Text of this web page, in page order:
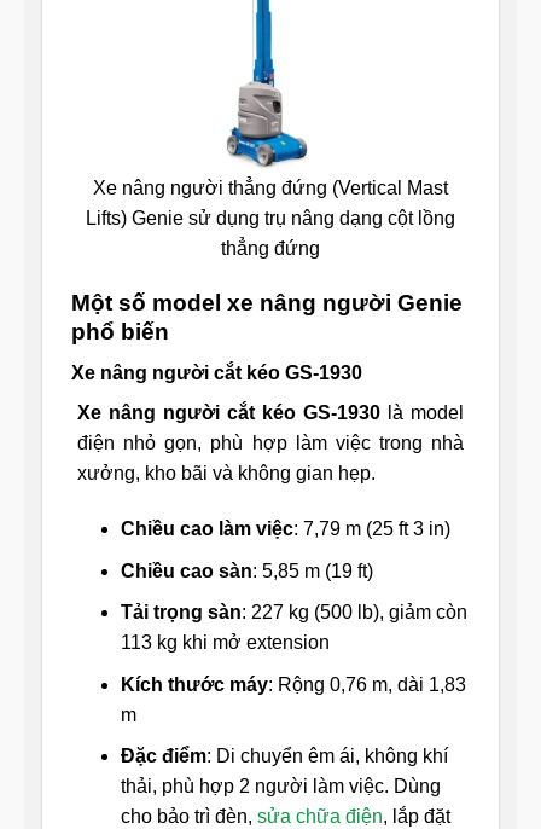
Xe nâng người thẳng đứng (Vertical Mast
Lifts) Genie sử dụng trụ nâng dạng cột lồng
thẳng đứng
Một số model xe nâng người Genie
phổ biến
Xe nâng người cắt kéo GS-1930
Xe nâng người cắt kéo GS-1930 là model
điện nhỏ gọn, phù hợp làm việc trong nhà
xưởng, kho bãi và không gian hẹp.
Chiều cao làm việc: 7,79 m (25 ft 3 in)
Chiều cao sàn: 5,85 m (19 ft)
Tải trọng sàn: 227 kg (500 lb), giảm còn
113 kg khi mở extension
Kích thước máy: Rộng 0,76 m, dài 1,83
m
Đặc điểm: Di chuyển êm ái, không khí
thải, phù hợp 2 người làm việc. Dùng
cho bảo trì đèn, sửa chữa điện, lắp đặt